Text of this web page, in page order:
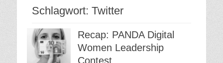
Schlagwort: Twitter
Recap: PANDA Digital
Women Leadership
Contest